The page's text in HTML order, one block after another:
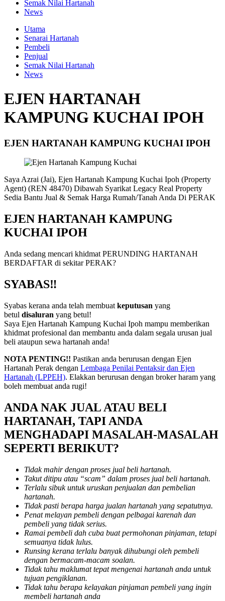
Semak Nilai Hartanah
News
Utama
Senarai Hartanah
Pembeli
Penjual
Semak Nilai Hartanah
News
EJEN HARTANAH
KAMPUNG KUCHAI IPOH
EJEN HARTANAH KAMPUNG KUCHAI IPOH
Saya Azrai (Jai), Ejen Hartanah Kampung Kuchai Ipoh (Property
Agent) (REN 48470) Dibawah Syarikat Legacy Real Property
Sedia Bantu Jual & Semak Harga Rumah/Tanah Anda Di PERAK
EJEN HARTANAH KAMPUNG
KUCHAI IPOH
Anda sedang mencari khidmat PERUNDING HARTANAH
BERDAFTAR di sekitar PERAK?
SYABAS‼️
Syabas kerana anda telah membuat keputusan yang
betul disaluran yang betul!
Saya Ejen Hartanah Kampung Kuchai Ipoh mampu memberikan
khidmat profesional dan membantu anda dalam segala urusan jual
beli ataupun sewa hartanah anda!
NOTA PENTING!! Pastikan anda berurusan dengan Ejen
Hartanah Perak dengan Lembaga Penilai Pentaksir dan Ejen
Hartanah (LPPEH). Elakkan berurusan dengan broker haram yang
boleh membuat anda rugi!
ANDA NAK JUAL ATAU BELI
HARTANAH, TAPI ANDA
MENGHADAPI MASALAH-MASALAH
SEPERTI BERIKUT?
Tidak mahir dengan proses jual beli hartanah.
Takut ditipu atau “scam” dalam proses jual beli hartanah.
Terlalu sibuk untuk uruskan penjualan dan pembelian
hartanah.
Tidak pasti berapa harga jualan hartanah yang sepatutnya.
Penat melayan pembeli dengan pelbagai karenah dan
pembeli yang tidak serius.
Ramai pembeli dah cuba buat permohonan pinjaman, tetapi
semuanya tidak lulus.
Runsing kerana terlalu banyak dihubungi oleh pembeli
dengan bermacam-macam soalan.
Tidak tahu maklumat tepat mengenai hartanah anda untuk
tujuan pengiklanan.
Tidak tahu berapa kelayakan pinjaman pembeli yang ingin
membeli hartanah anda